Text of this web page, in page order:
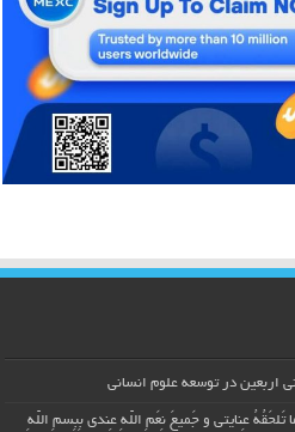
در توسعه علوم انسانی
عِنایتی و جَمیعَ نِعَمِ اللّهِ عِندی بِبِسمِ اللّهِ